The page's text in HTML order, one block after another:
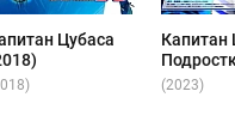
Цубаса
Капитан
(2023)